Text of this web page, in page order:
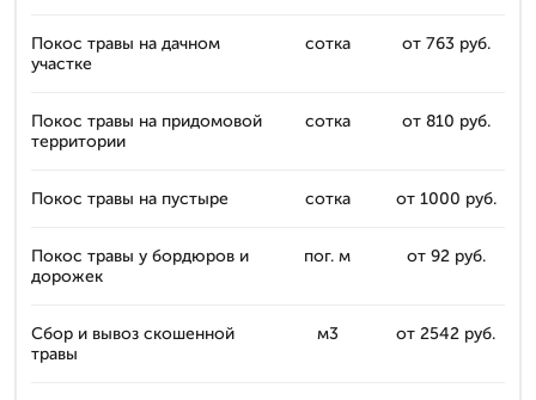
Покос травы на дачном
участке
сотка от 763 руб.
Покос травы на придомовой
территории
сотка от 810 руб.
Покос травы на пустыре сотка от 1000 руб.
Покос травы у бордюров и
дорожек
пог. м от 92 руб.
Сбор и вывоз скошенной
травы
м3 от 2542 руб.